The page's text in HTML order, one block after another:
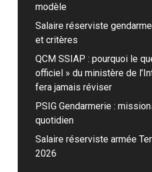
modèle
Salaire réserviste
et critères
QCM SSIAP : pourquoi le
officiel » du ministère de
fera jamais réviser
PSIG Gendarmerie :
quotidien
Salaire réserviste armée
2026